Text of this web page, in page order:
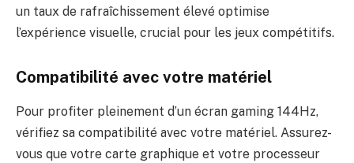
un taux de rafraîchissement élevé optimise
l’expérience visuelle, crucial pour les jeux compétitifs.
Compatibilité avec votre matériel
Pour profiter pleinement d’un écran gaming 144Hz,
vérifiez sa compatibilité avec votre matériel. Assurez-
vous que votre carte graphique et votre processeur